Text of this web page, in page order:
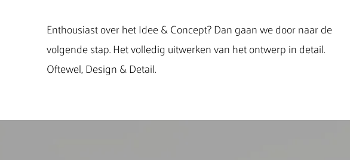
Enthousiast over het Idee & Concept?Dan gaan we door naar de
volgende stap.Het volledig uitwerken van het ontwerp in detail.
Oftewel, Design & Detail.